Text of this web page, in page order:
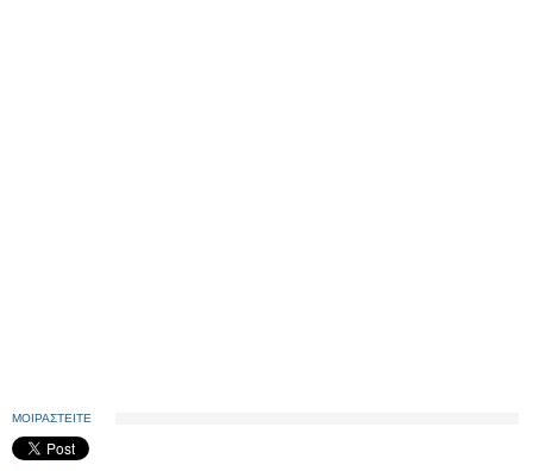
ΜΟΙΡΑΣΤΕΙΤΕ